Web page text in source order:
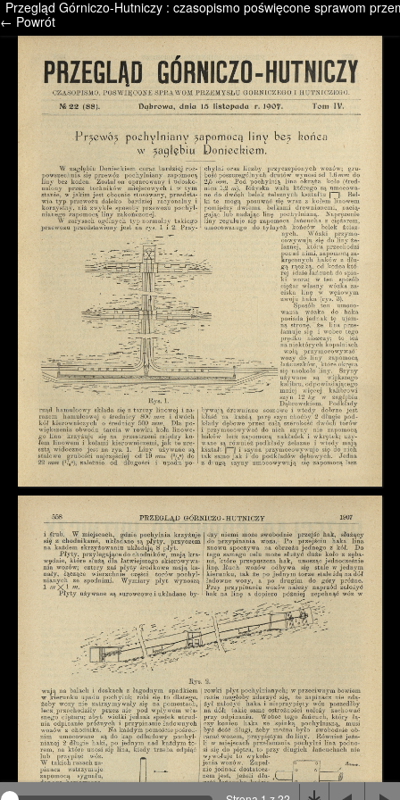
/* */ /* */ /* pliki_strona_po_stronie */
Przegląd Górniczo-Hutniczy : czasopismo poświęcone sprawom
← Powrót
Na stronie wykorzystywane są pliki cookie, bądź
podobne rozwiązania. Aby poznać szczegóły zapoznaj
się zpolityką prywatności.
Rozumiem